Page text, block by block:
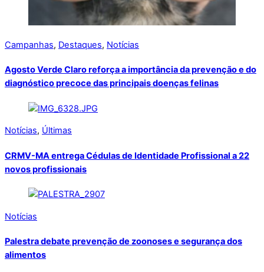
Campanhas, Destaques, Notícias
Agosto Verde Claro reforça a importância da prevenção e do
diagnóstico precoce das principais doenças felinas
Notícias, Últimas
CRMV-MA entrega Cédulas de Identidade Profissional a 22
novos profissionais
Notícias
Palestra debate prevenção de zoonoses e segurança dos
alimentos